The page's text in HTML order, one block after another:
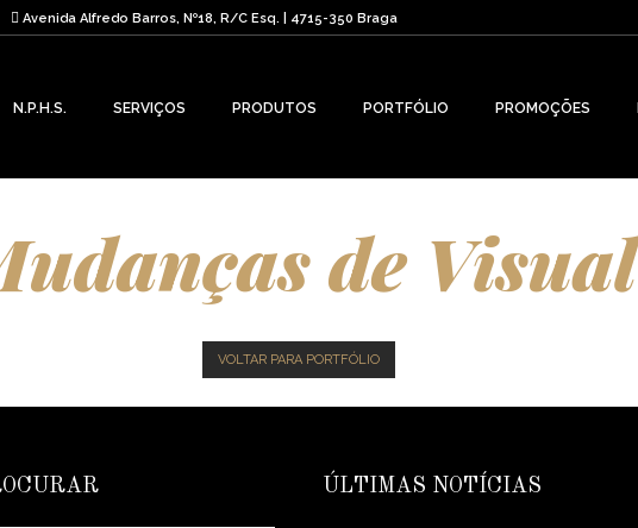
Avenida Alfredo Barros, Nº18, R/C Esq. | 4715-350 Braga
N.P.H.S. SERVIÇOS PRODUTOS PORTFÓLIO PROMOÇÕES
de Visual
VOLTAR PARA PORTFÓLIO
ÚLTIMAS NOTÍCIAS